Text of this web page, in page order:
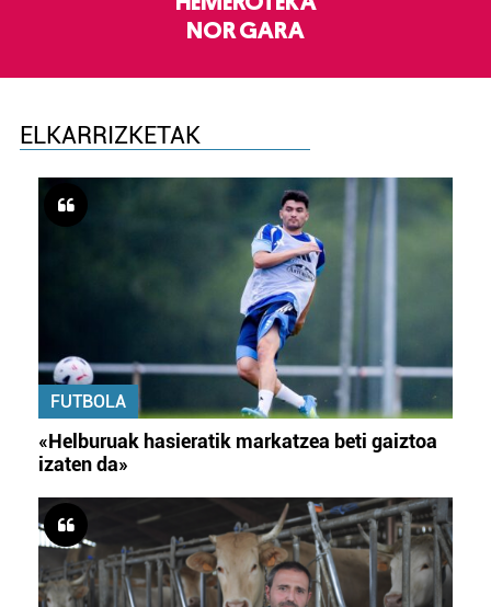
NOR GARA
ELKARRIZKETAK
FUTBOLA
«Helburuak hasieratik markatzea beti gaiztoa
izaten da»